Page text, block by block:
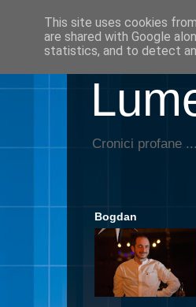
Cronici profane
Bogdan
This site uses cookies
are shared with Google
statistics, and to detect